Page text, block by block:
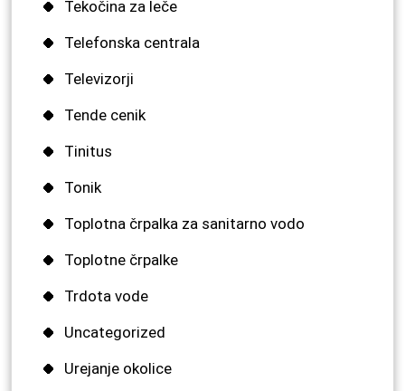
Tekočina za leče
Telefonska centrala
Televizorji
Tende cenik
Tinitus
Tonik
Toplotna črpalka za sanitarno vodo
Toplotne črpalke
Trdota vode
Uncategorized
Urejanje okolice